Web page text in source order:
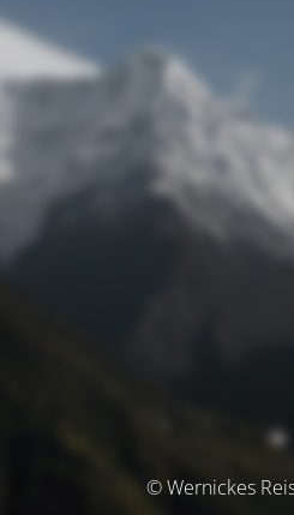
© Wernickes